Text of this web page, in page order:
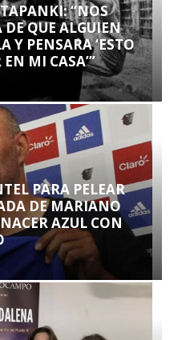
“NOS
QUE ALGUIEN
Y PENSARA ‘ESTO
MI CASA’”
PARA PELEAR
DE MARIANO
AZUL CON